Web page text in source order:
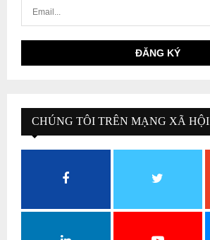
CHÚNG TÔI TRÊN MẠNG XÃ HỘI